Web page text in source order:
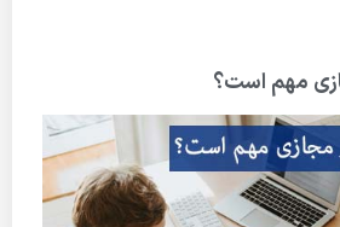
مهم است؟